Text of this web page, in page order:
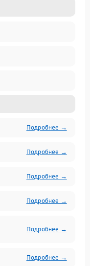
Подробнее →
Подробнее →
Подробнее →
Подробнее →
Подробнее →
Подробнее →